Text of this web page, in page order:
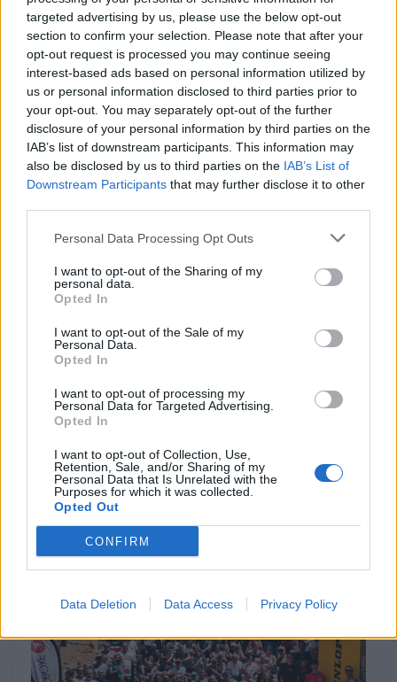
targeted advertising by us, please use the below opt-out
section to confirm your selection. Please note that after your
opt-out request is processed you may continue seeing
interest-based ads based on personal information utilized by
us or personal information disclosed to third parties prior to
your opt-out. You may separately opt-out of the further
disclosure of your personal information by third parties on the
IAB’s list of downstream participants. This information may
also be disclosed by us to third parties on the IAB’s List of
Downstream Participants that may further disclose it to other
Personal Data Processing Opt Outs
I want to opt-out of the Sharing of my
personal data.
Opted In
I want to opt-out of the Sale of my
Personal Data.
Opted In
I want to opt-out of processing my
Personal Data for Targeted Advertising.
Opted In
I want to opt-out of Collection, Use,
Retention, Sale, and/or Sharing of my
Personal Data that Is Unrelated with the
Purposes for which it was collected.
Opted Out
CONFIRM
Data Deletion Data Access Privacy Policy
Tags: destaque MXGP Finlândia Revista Motos
RELACIONADOS
EVENTO
42.º Passeio de Motas Antigas anima Sintra a
5 de setembro
5 de setembro volta a pôr Sintra na estrada O Moto Clube
de Sintra volta a cumprir a tradição...
BEATRIZ ALEXANDRE 7 AGOSTO, 2026